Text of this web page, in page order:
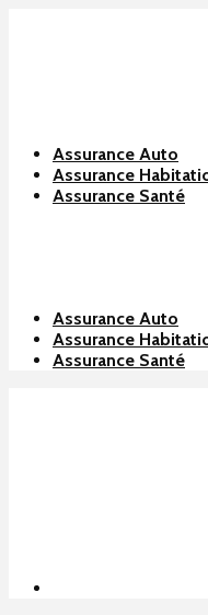
Assurance Auto
Assurance
Assurance Santé
Assurance Auto
Assurance
Assurance Santé